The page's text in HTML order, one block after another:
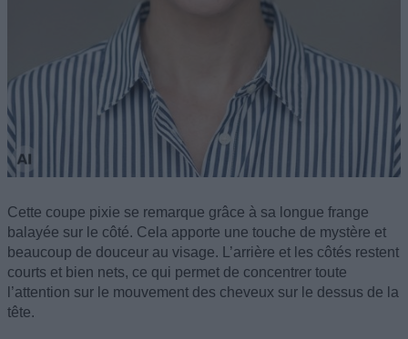
Cette coupe pixie se remarque grâce à sa longue frange
balayée sur le côté. Cela apporte une touche de mystère et
beaucoup de douceur au visage. L’arrière et les côtés restent
courts et bien nets, ce qui permet de concentrer toute
l’attention sur le mouvement des cheveux sur le dessus de la
tête.